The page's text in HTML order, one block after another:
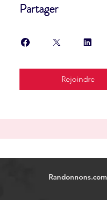
Partager
Rejoindre
Randonnons.com